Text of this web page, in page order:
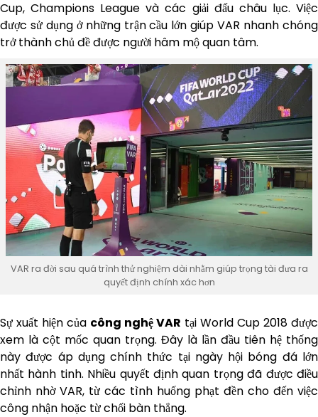
Cup, Champions League và các giải đấu châu lục. Việc
được sử dụng ở những trận cầu lớn giúp VAR nhanh chóng
trở thành chủ đề được người hâm mộ quan tâm.
VAR ra đời sau quá trình thử nghiệm dài nhằm giúp trọng tài đưa ra
quyết định chính xác hơn
Sự xuất hiện của công nghệ VAR tại World Cup 2018 được
xem là cột mốc quan trọng. Đây là lần đầu tiên hệ thống
này được áp dụng chính thức tại ngày hội bóng đá lớn
nhất hành tinh. Nhiều quyết định quan trọng đã được điều
chỉnh nhờ VAR, từ các tình huống phạt đền cho đến việc
công nhận hoặc từ chối bàn thắng.